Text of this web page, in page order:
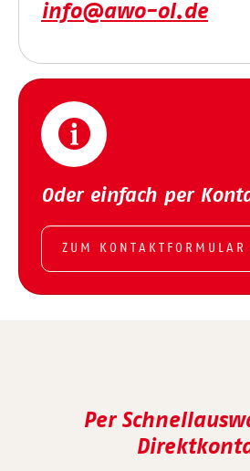
info@awo-ol.de
Oder einfach per
ZUM KONTAKTFORMULAR
Per